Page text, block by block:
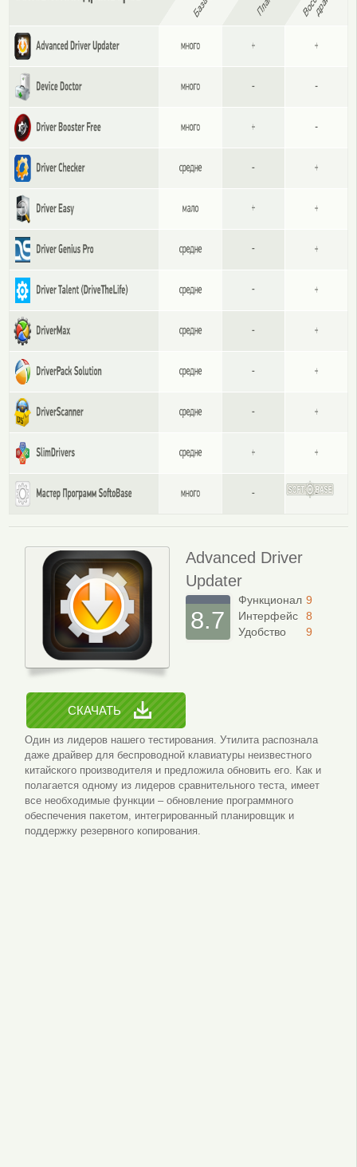
Advanced Driver
Updater
8.7
Функционал
Интерфейс
Удобство
9
8
9
СКАЧАТЬ
Один из лидеров нашего тестирования. Утилита распознала
даже драйвер для беспроводной клавиатуры неизвестного
китайского производителя и предложила обновить его. Как и
полагается одному из лидеров сравнительного теста, имеет
все необходимые функции – обновление программного
обеспечения пакетом, интегрированный планировщик и
поддержку резервного копирования.